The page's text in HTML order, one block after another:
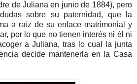
de Juliana en junio de 1884), pero
sobre su paternidad, que la
a raíz de su enlace matrimonial y
por lo que no tienen interés ni él ni
a Juliana, tras lo cual la junta
decide mantenerla en la Casa